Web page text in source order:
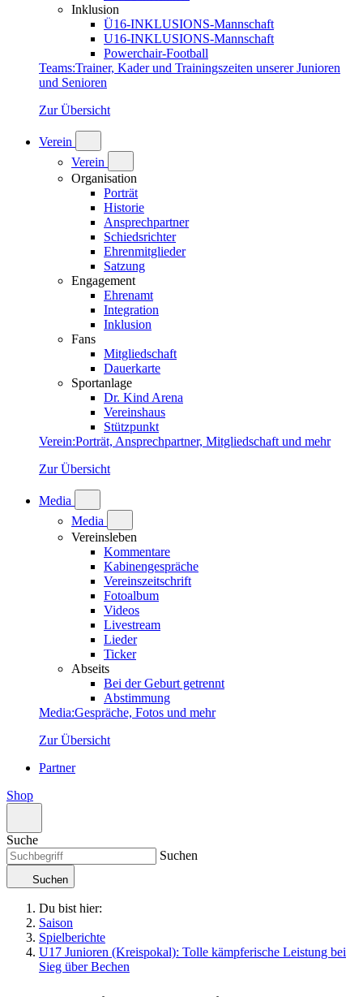
Inklusion
Ü16-INKLUSIONS-Mannschaft
U16-INKLUSIONS-Mannschaft
Powerchair-Football
Teams:Trainer, Kader und Trainingszeiten unserer Junioren
und Senioren
Zur Übersicht
Verein
Verein
Organisation
Porträt
Historie
Ansprechpartner
Schiedsrichter
Ehrenmitglieder
Satzung
Engagement
Ehrenamt
Integration
Inklusion
Fans
Mitgliedschaft
Dauerkarte
Sportanlage
Dr. Kind Arena
Vereinshaus
Stützpunkt
Verein:Porträt, Ansprechpartner, Mitgliedschaft und mehr
Zur Übersicht
Media
Media
Vereinsleben
Kommentare
Kabinengespräche
Vereinszeitschrift
Fotoalbum
Videos
Livestream
Lieder
Ticker
Abseits
Bei der Geburt getrennt
Abstimmung
Media:Gespräche, Fotos und mehr
Zur Übersicht
Partner
Shop
Suche
Suchen
Suchen
Du bist hier:
Saison
Spielberichte
U17 Junioren (Kreispokal): Tolle kämpferische Leistung bei
Sieg über Bechen